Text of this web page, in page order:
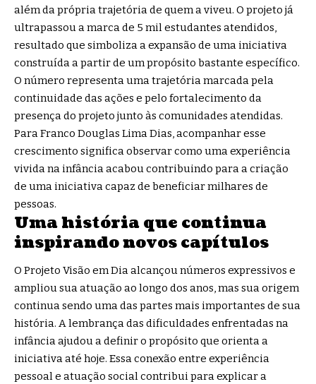
além da própria trajetória de quem a viveu. O projeto já
ultrapassou a marca de 5 mil estudantes atendidos,
resultado que simboliza a expansão de uma iniciativa
construída a partir de um propósito bastante específico.
O número representa uma trajetória marcada pela
continuidade das ações e pelo fortalecimento da
presença do projeto junto às comunidades atendidas.
Para Franco Douglas Lima Dias, acompanhar esse
crescimento significa observar como uma experiência
vivida na infância acabou contribuindo para a criação
de uma iniciativa capaz de beneficiar milhares de
pessoas.
Uma história que continua
inspirando novos capítulos
O Projeto Visão em Dia alcançou números expressivos e
ampliou sua atuação ao longo dos anos, mas sua origem
continua sendo uma das partes mais importantes de sua
história. A lembrança das dificuldades enfrentadas na
infância ajudou a definir o propósito que orienta a
iniciativa até hoje. Essa conexão entre experiência
pessoal e atuação social contribui para explicar a